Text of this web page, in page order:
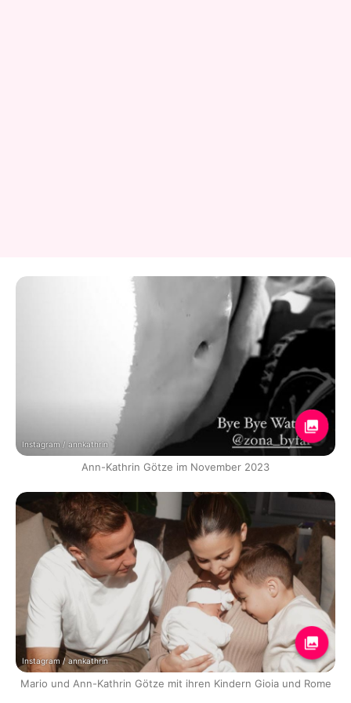
Instagram / annkathrin
Ann-Kathrin Götze im November 2023
Instagram / annkathrin
Mario und Ann-Kathrin Götze mit ihren Kindern Gioia und Rome